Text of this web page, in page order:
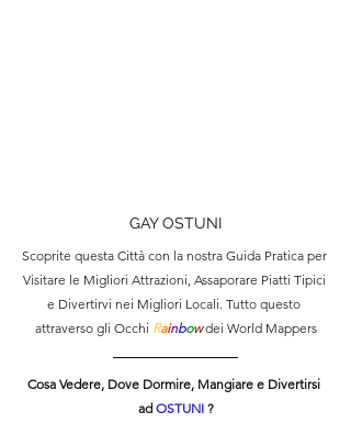
GAY OSTUNI
Scoprite questa Città con la nostra Guida Pratica per
Visitare le Migliori Attrazioni, Assaporare Piatti Tipici
e Divertirvi nei Migliori Locali. Tutto questo
attraverso gli Occhi Rainbow dei World Mappers
Cosa Vedere, Dove Dormire, Mangiare e Divertirsi
ad OSTUNI ?